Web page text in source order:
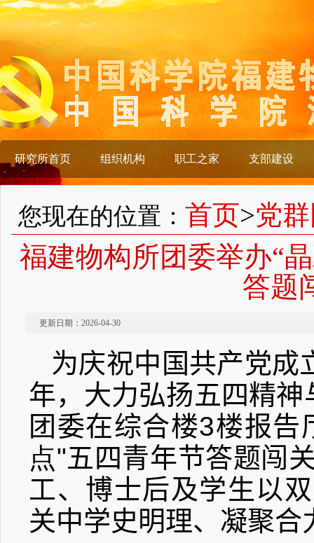
研究所首页 组织机构 职工之家 支部建设
您现在的位置： 首页>党
福建物构所团委举办“
答题
更新日期：2026-04-30
为庆祝中国共产党成
年，大力弘扬五四精
团委在综合楼3楼报告
点"五四青年节答题闯
工、博士后及学生以
关中学史明理、凝聚合